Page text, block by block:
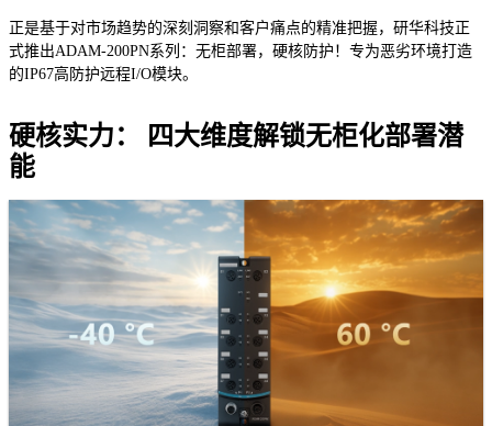
正是基于对市场趋势的深刻洞察和客户痛点的精准把握，研华科技正
式推出ADAM-200PN系列：无柜部署，硬核防护！专为恶劣环境打造
的IP67高防护远程I/O模块。
硬核实力： 四大维度解锁无柜化部署潜
能